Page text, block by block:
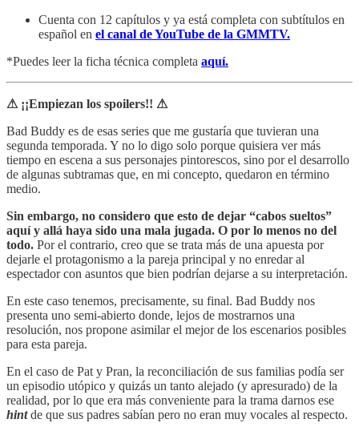
Cuenta con 12 capítulos y ya está completa con subtítulos en
español en el canal de YouTube de la GMMTV.
*Puedes leer la ficha técnica completa aquí.
⚠ ¡¡Empiezan los spoilers!! ⚠
Bad Buddy es de esas series que me gustaría que tuvieran una
segunda temporada. Y no lo digo solo porque quisiera ver más
tiempo en escena a sus personajes pintorescos, sino por el desarrollo
de algunas subtramas que, en mi concepto, quedaron en término
medio.
Sin embargo, no considero que esto de dejar “cabos sueltos”
aquí y allá haya sido una mala jugada. O por lo menos no del
todo. Por el contrario, creo que se trata más de una apuesta por
dejarle el protagonismo a la pareja principal y no enredar al
espectador con asuntos que bien podrían dejarse a su interpretación.
En este caso tenemos, precisamente, su final. Bad Buddy nos
presenta uno semi-abierto donde, lejos de mostrarnos una
resolución, nos propone asimilar el mejor de los escenarios posibles
para esta pareja.
En el caso de Pat y Pran, la reconciliación de sus familias podía ser
un episodio utópico y quizás un tanto alejado (y apresurado) de la
realidad, por lo que era más conveniente para la trama darnos ese
hintde que sus padres sabían pero no eran muy vocales al respecto.